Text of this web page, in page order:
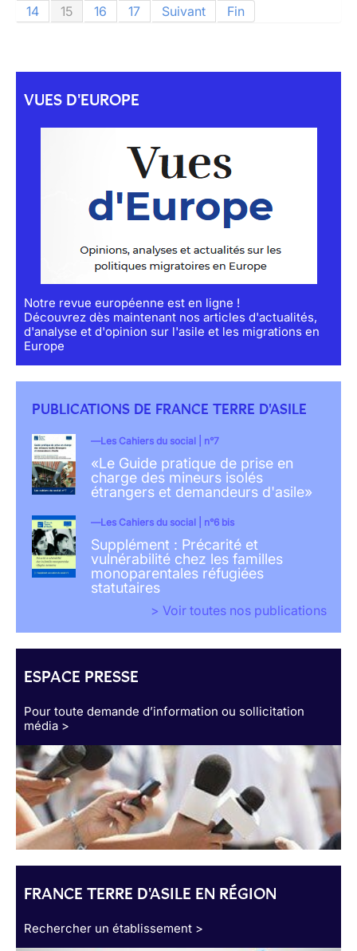
14 15 16 17 Suivant Fin
VUES D'EUROPE
Notre revue européenne est en ligne !
Découvrez dès maintenant nos articles d'actualités,
d'analyse et d'opinion sur l'asile et les migrations en
Europe
PUBLICATIONS DE FRANCE TERRE D'ASILE
Les Cahiers du social | n°7
«Le Guide pratique de prise en
charge des mineurs isolés
étrangers et demandeurs d'asile»
Les Cahiers du social | n°6 bis
Supplément : Précarité et
vulnérabilité chez les familles
monoparentales réfugiées
statutaires
> Voir toutes nos publications
ESPACE PRESSE
Pour toute demande d’information ou sollicitation
média >
FRANCE TERRE D'ASILE EN RÉGION
Rechercher un établissement >